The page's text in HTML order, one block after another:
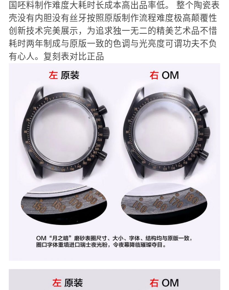
国呸料制作难度大耗时长成本高出品率低。 整个陶瓷表
壳没有内胆没有丝牙按照原版制作流程难度极高颠覆性
创新技术完美展示，为追求独一无二的精美艺术品不惜
耗时两年制成与原版一致的色调与光亮度可谓功夫不负
有心人。复刻表对比正品